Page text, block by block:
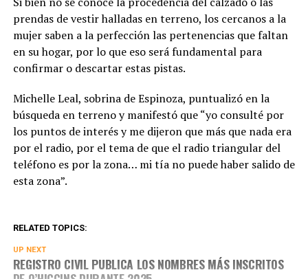
prendas de vestir halladas en terreno, los cercanos a la
mujer saben a la perfección las pertenencias que faltan
en su hogar, por lo que eso será fundamental para
confirmar o descartar estas pistas.
Michelle Leal, sobrina de Espinoza, puntualizó en la
búsqueda en terreno y manifestó que “yo consulté por
los puntos de interés y me dijeron que más que nada era
por el radio, por el tema de que el radio triangular del
teléfono es por la zona… mi tía no puede haber salido de
esta zona”.
RELATED TOPICS:
UP NEXT
REGISTRO CIVIL PUBLICA LOS NOMBRES MÁS INSCRITOS